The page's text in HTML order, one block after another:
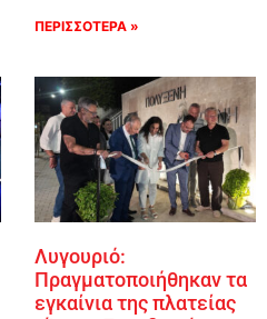
ΠΕΡΙΣΣΟΤΕΡΑ »
Λυγουριό:
Πραγματοποιήθηκαν τα
εγκαίνια της πλατείας